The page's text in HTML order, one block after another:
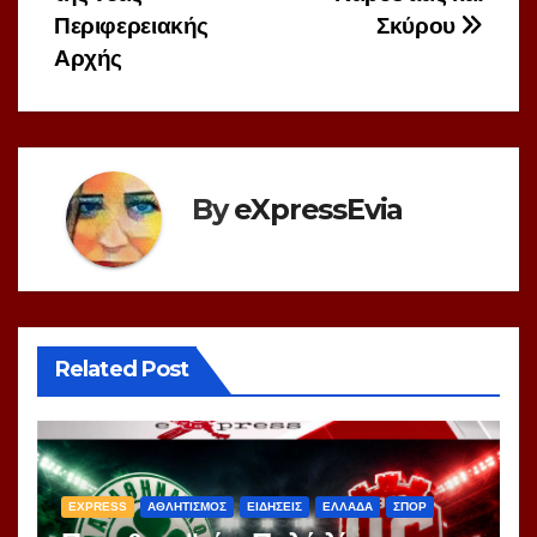
Σκύρου
Περιφερειακής
Αρχής
ByeXpressEvia
Related Post
EXPRESS ΑΘΛΗΤΙΣΜΟΣ ΕΙΔΗΣΕΙΣ ΕΛΛΑΔΑ ΣΠΟΡ